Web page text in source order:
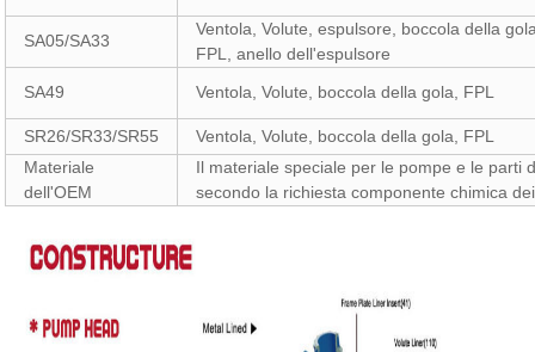
SA05/SA33
Ventola, Volute, espulsore, boccola della
FPL, anello dell'espulsore
SA49
Ventola, Volute, boccola della gola, FPL
SR26/SR33/SR55
Ventola, Volute, boccola della gola, FPL
Materiale
dell'OEM
Il materiale speciale per le pompe e le parti
secondo la richiesta componente chimica